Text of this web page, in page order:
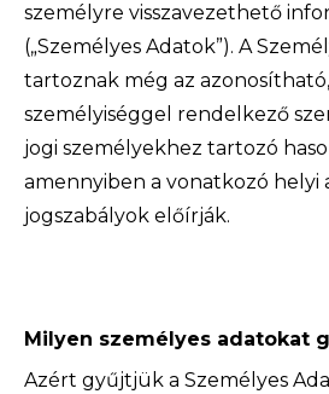
személyre visszavezethető
(„Személyes Adatok”). A
tartoznak még az
személyiséggel rendelkező
jogi személyekhez tartozó
amennyiben a vonatkozó helyi
jogszabályok előírják.
Milyen személyes adatokat
Azért gyűjtjük a Személyes